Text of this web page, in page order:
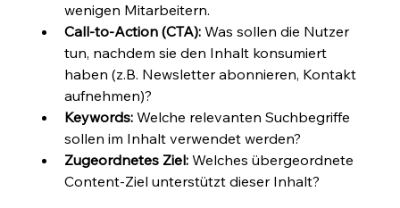
wenigen Mitarbeitern.
Call-to-Action (CTA): Was sollen die Nutzer
tun, nachdem sie den Inhalt konsumiert
haben (z.B. Newsletter abonnieren, Kontakt
aufnehmen)?
Keywords: Welche relevanten Suchbegriffe
sollen im Inhalt verwendet werden?
Zugeordnetes Ziel: Welches übergeordnete
Content-Ziel unterstützt dieser Inhalt?